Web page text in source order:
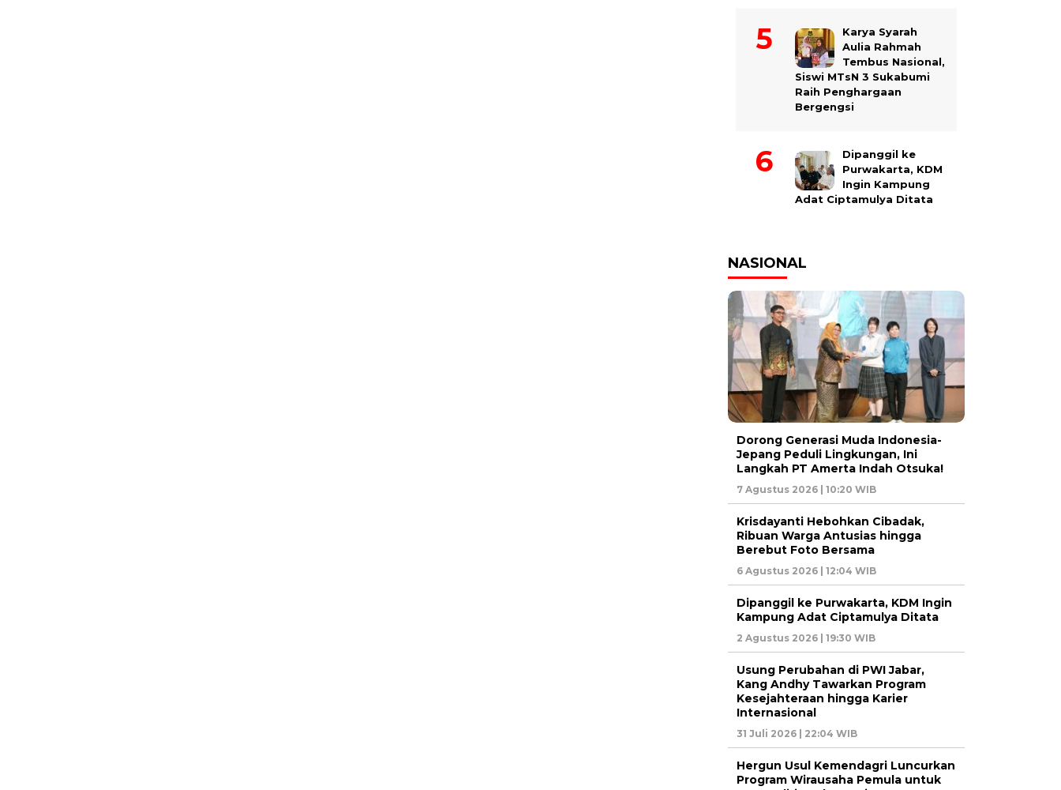
Karya Syarah
Aulia Rahmah
Tembus Nasional,
Siswi MTsN 3 Sukabumi
Raih Penghargaan
Bergengsi
Dipanggil ke
Purwakarta, KDM
Ingin Kampung
Adat Ciptamulya Ditata
NASIONAL
Dorong Generasi Muda Indonesia-
Jepang Peduli Lingkungan, Ini
Langkah PT Amerta Indah Otsuka!
7 Agustus 2026 | 10:20 WIB
Krisdayanti Hebohkan Cibadak,
Ribuan Warga Antusias hingga
Berebut Foto Bersama
6 Agustus 2026 | 12:04 WIB
Dipanggil ke Purwakarta, KDM Ingin
Kampung Adat Ciptamulya Ditata
2 Agustus 2026 | 19:30 WIB
Usung Perubahan di PWI Jabar,
Kang Andhy Tawarkan Program
Kesejahteraan hingga Karier
Internasional
31 Juli 2026 | 22:04 WIB
Hergun Usul Kemendagri Luncurkan
Program Wirausaha Pemula untuk